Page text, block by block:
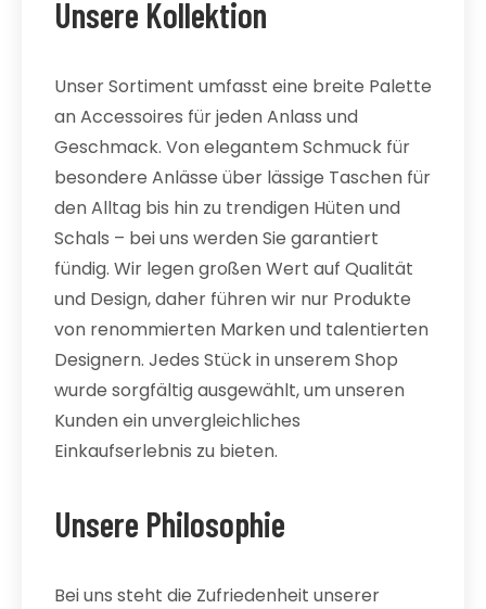
Unsere Kollektion
Unser Sortiment umfasst eine breite Palette
an Accessoires für jeden Anlass und
Geschmack. Von elegantem Schmuck für
besondere Anlässe über lässige Taschen für
den Alltag bis hin zu trendigen Hüten und
Schals – bei uns werden Sie garantiert
fündig. Wir legen großen Wert auf Qualität
und Design, daher führen wir nur Produkte
von renommierten Marken und talentierten
Designern. Jedes Stück in unserem Shop
wurde sorgfältig ausgewählt, um unseren
Kunden ein unvergleichliches
Einkaufserlebnis zu bieten.
Unsere Philosophie
Bei uns steht die Zufriedenheit unserer